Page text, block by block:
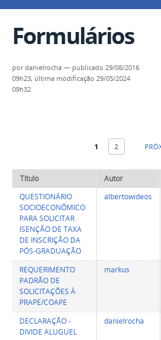
Formulários
pordanielrocha — publicado 29/08/2016
09h23, última modificação 29/05/2024
09h32
1 2
Título Autor
QUESTIONÁRIO
SOCIOECONÔMICO
PARA SOLICITAR
ISENÇÃO DE TAXA
DE INSCRIÇÃO DA
PÓS-GRADUAÇÃO
albertowideos
REQUERIMENTO
PADRÃO DE
SOLICITAÇÕES À
PRAPE/COAPE
markus
DECLARAÇÃO -
DIVIDE ALUGUEL
danielrocha